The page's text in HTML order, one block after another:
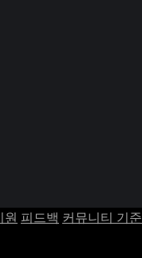
원 피드백 커뮤니티 기준